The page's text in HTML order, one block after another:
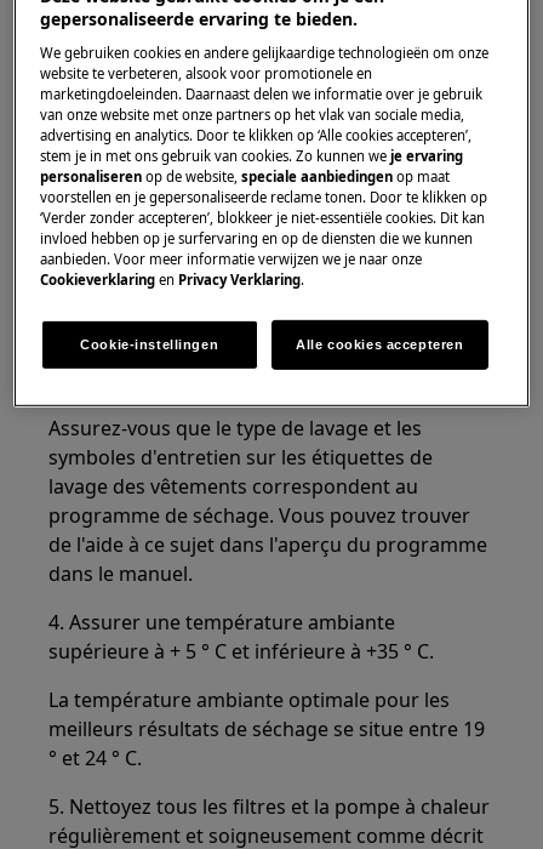
Pompe à chaleur sèche-linge
Solution
1. Essorez bien le linge avant de le mettre dans
le sèche-linge.
2. Ne dépassez pas la charge maximale.
Remarque:L'indication de la quantité de
Assurez-vous que le type de lavage et les
symboles d'entretien sur les étiquettes de
lavage des vêtements correspondent au
programme de séchage. Vous pouvez trouver
de l'aide à ce sujet dans l'aperçu du programme
dans le manuel.
4. Assurer une température ambiante
supérieure à + 5 ° C et inférieure à +35 ° C.
La température ambiante optimale pour les
meilleurs résultats de séchage se situe entre 19
° et 24 ° C.
5. Nettoyez tous les filtres et la pompe à chaleur
régulièrement et soigneusement comme décrit
gepersonaliseerde ervaring te bieden.
We gebruiken cookies en andere gelijkaardige technologieën om onze
website te verbeteren, alsook voor promotionele en
marketingdoeleinden. Daarnaast delen we informatie over je gebruik
van onze website met onze partners op het vlak van sociale media,
advertising en analytics. Door te klikken op ‘Alle cookies accepteren’,
stem je in met ons gebruik van cookies. Zo kunnen weje ervaring
personaliseren op de website,speciale aanbiedingen op maat
voorstellen en je gepersonaliseerde reclame tonen. Door te klikken op
‘Verder zonder accepteren’, blokkeer je niet-essentiële cookies. Dit kan
invloed hebben op je surfervaring en op de diensten die we kunnen
aanbieden. Voor meer informatie verwijzen we je naar onze
Cookieverklaring en Privacy Verklaring.
Cookie-instellingen Alle cookies accepteren